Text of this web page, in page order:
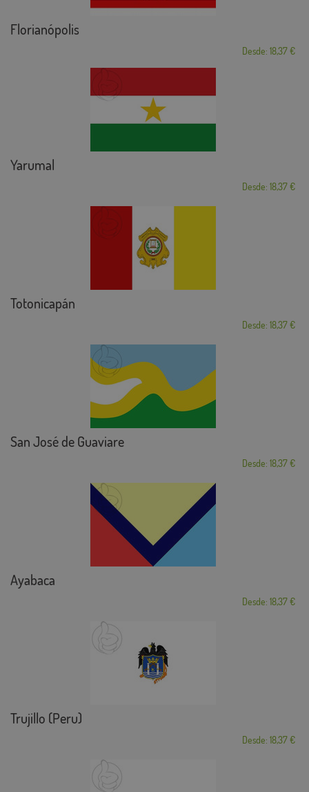
Florianópolis
Desde: 18,37 €
Yarumal
Desde: 18,37 €
Totonicapán
Desde: 18,37 €
San José de Guaviare
Desde: 18,37 €
Ayabaca
Desde: 18,37 €
Trujillo (Peru)
Desde: 18,37 €